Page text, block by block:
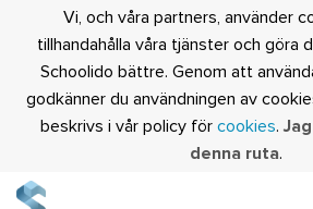
Vi, och våra partners, använder
tillhandahålla våra tjänster och göra
Schoolido bättre. Genom att
godkänner du användningen av
beskrivs i vår policy för cookies.
denna ruta.